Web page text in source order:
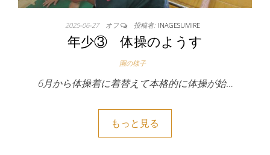
2025-06-27 オフ 投稿者: INAGESUMIRE
年少③ 体操のようす
園の様子
6月から体操着に着替えて本格的に体操が始…
もっと見る